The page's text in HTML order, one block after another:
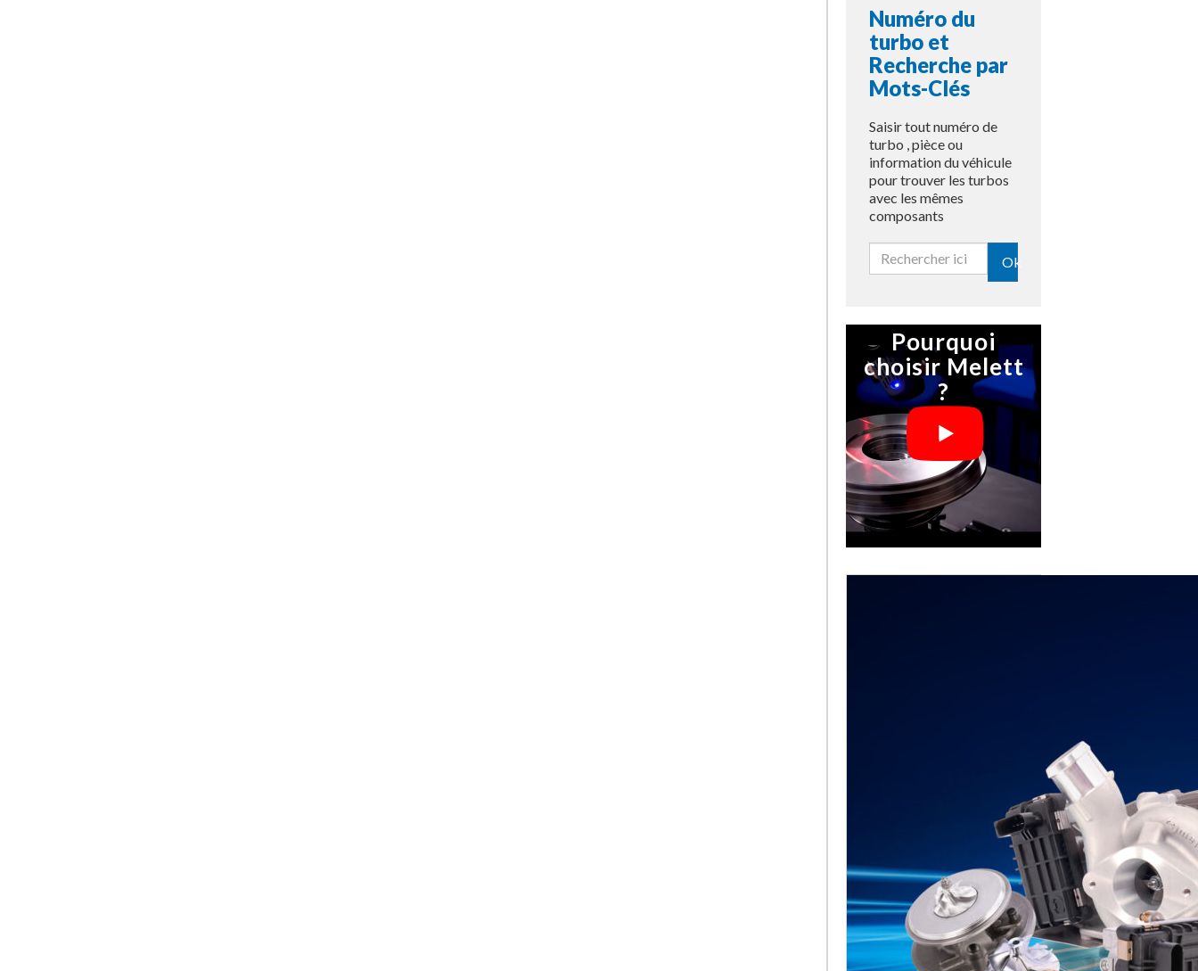
Numéro du
turbo et
Recherche par
Mots-Clés
Saisir tout numéro de
turbo , pièce ou
information du véhicule
pour trouver les turbos
avec les mêmes
composants
Ok
Pourquoi
choisir Melett
?